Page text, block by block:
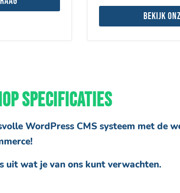
Bekijk
SPECIFICATIES
WordPress CMS systeem met de
uit wat je van ons kunt verwachten.